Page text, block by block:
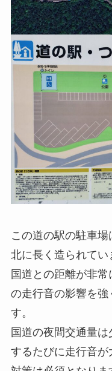
この道の駅の駐車
北に長く造られてい
国道との距離が非
の走行音の影響を
す。
国道の夜間交通量
するたびに走行音